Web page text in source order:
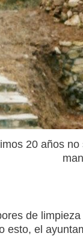
20 años
de
esto, el